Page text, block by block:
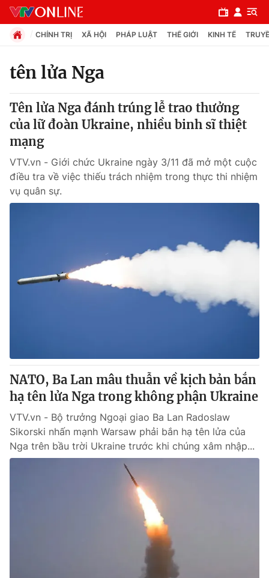
Chuyên mục
Chính trị
Pháp luật
Tin tức
Góc doanh nghiệp
Truyền hình
Phim VTV
Hậu trường
Nhân vật
Khán giả
Giải trí
Điện ảnh
Âm nhạc
Đời sống
Du lịch
CHÍNH TRỊ XÃ HỘI PHÁP LUẬT THẾ GIỚI KINH TẾ
tên lửa Nga
Tên lửa Nga đánh trúng lễ trao thưởng
của lữ đoàn Ukraine, nhiều binh sĩ thiệt
mạng
VTV.vn - Giới chức Ukraine ngày 3/11 đã mở một cuộc
điều tra về việc thiếu trách nhiệm trong thực thi nhiệm
vụ quân sự.
NATO, Ba Lan mâu thuẫn về kịch bản bắn
hạ tên lửa Nga trong không phận Ukraine
VTV.vn - Bộ trưởng Ngoại giao Ba Lan Radoslaw
Sikorski nhấn mạnh Warsaw phải bắn hạ tên lửa của
Nga trên bầu trời Ukraine trước khi chúng xâm nhập...